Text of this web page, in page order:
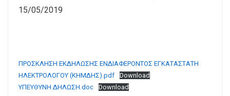
15/05/2019
ΠΡΟΣΚΛΗΣΗ ΕΚΔΗΛΩΣΗΣ ΕΝΔΙΑΦΕΡΟΝΤΟΣ ΕΓΚΑΤΑΣΤΑΤΗ
ΗΛΕΚΤΡΟΛΟΓΟΥ (ΚΗΜΔΗΣ).pdf
Download
ΥΠΕΥΘΥΝΗ ΔΗΛΩΣΗ.doc
Download